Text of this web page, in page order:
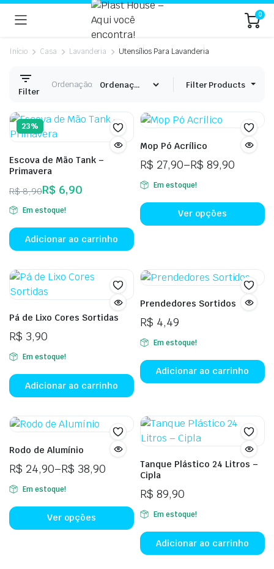
0
Início Casa Lavanderia Utensílios Para Lavanderia
Filter
Ordenação: Filter Products
23%
Escova de Mão Tank –
Primavera
R$8,90
O
preço
original
era:
R$6,90
O
preço
atual
é:
Em estoque!
Adicionar ao carrinho
Mop Pó Acrílico
R$ 27,90–R$ 89,90
Faixa
de
preço:
R$ 27,90
Em estoque!
Ver opções
Pá de Lixo Cores Sortidas
R$ 3,90
Em estoque!
Adicionar ao carrinho
Prendedores Sortidos
R$ 4,49
Em estoque!
Adicionar ao carrinho
Rodo de Alumínio
R$ 24,90–R$ 38,90
Faixa
de
preço:
R$ 24,90
Em estoque!
Ver opções
Este
produto
tem
várias
Tanque Plástico 24 Litros –
Cipla
R$ 89,90
Em estoque!
Adicionar ao carrinho